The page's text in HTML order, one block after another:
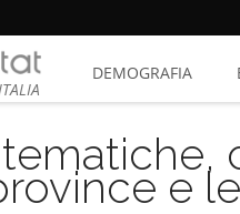
ITALIA
DEMOGRAFIA
e